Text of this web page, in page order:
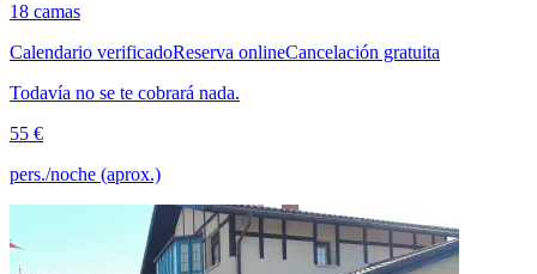
18 camas
Calendario verificadoReserva onlineCancelación gratuita
Todavía no se te cobrará nada.
55 €
pers./noche (aprox.)